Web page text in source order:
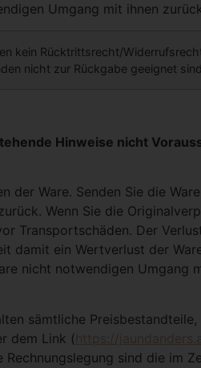
Umgang mit ihnen
kein Rücktrittsrecht/
nicht zur Rückgabe geeignet
Hinweise nicht
der Ware. Senden Sie die
Wenn Sie die
Transportschäden. Der
damit ein Wertverlust der
nicht notwendigen Umgang
sämtliche
dem Link (
sind die im